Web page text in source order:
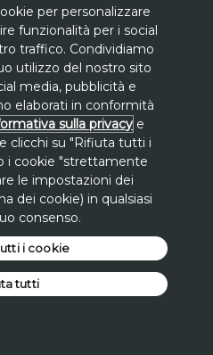
alprezzo più basso
su www.avon.it, se
indicato.
San Lorenzo valida
sul sito avon.it.
a fronte di una
, inserendo a carrello
STAR30
applicata
dell'intero carrello a
minima.
per personalizzare
funzionalità per i social
traffico. Condividiamo
utilizzo del nostro sito
media, pubblicità e
elaborati in conformità
sulla privacy e
clicchi su "Rifiuta tutti i
i cookie "strettamente
le impostazioni dei
dei cookie) in qualsiasi
consenso.
tutti
i cookie